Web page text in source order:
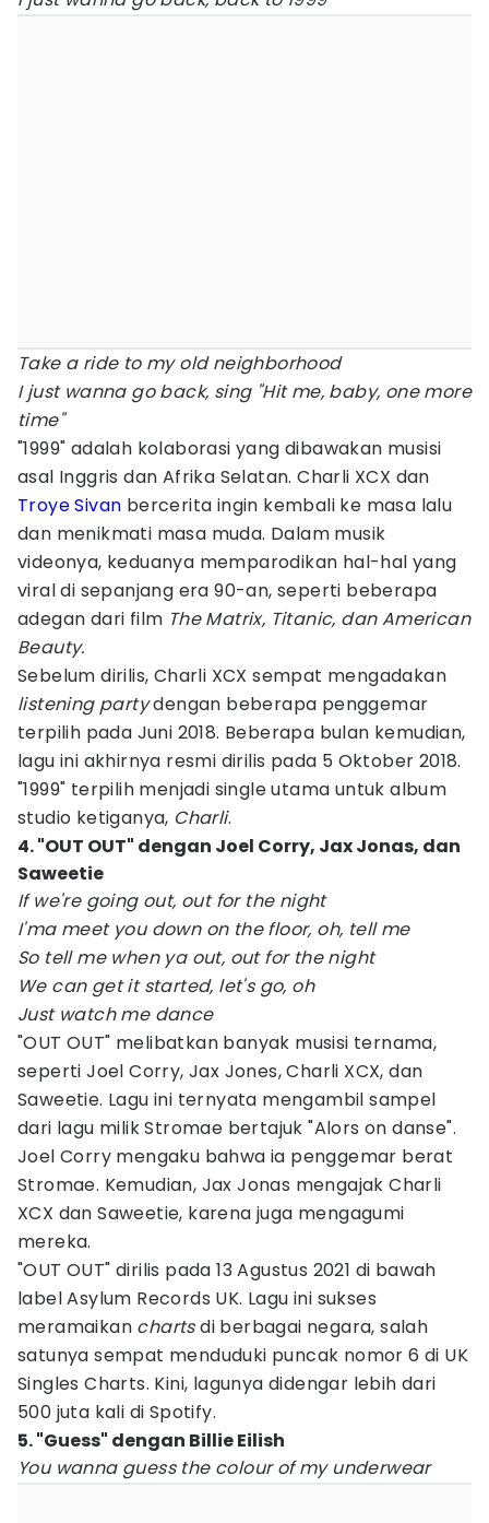
Take a ride to my old neighborhood
I just wanna go back, sing "Hit me, baby, one more
time"
"1999" adalah kolaborasi yang dibawakan musisi
asal Inggris dan Afrika Selatan. Charli XCX dan
Troye Sivan bercerita ingin kembali ke masa lalu
dan menikmati masa muda. Dalam musik
videonya, keduanya memparodikan hal-hal yang
viral di sepanjang era 90-an, seperti beberapa
adegan dari film The Matrix, Titanic, dan American
Beauty.
Sebelum dirilis, Charli XCX sempat mengadakan
listening partydengan beberapa penggemar
terpilih pada Juni 2018. Beberapa bulan kemudian,
lagu ini akhirnya resmi dirilis pada 5 Oktober 2018.
"1999" terpilih menjadi single utama untuk album
studio ketiganya, Charli.
4. "OUT OUT" dengan Joel Corry, Jax Jonas, dan
Saweetie
If we're going out, out for the night
I'ma meet you down on the floor, oh, tell me
So tell me when ya out, out for the night
We can get it started, let's go, oh
Just watch me dance
"OUT OUT" melibatkan banyak musisi ternama,
seperti Joel Corry, Jax Jones, Charli XCX, dan
Saweetie. Lagu ini ternyata mengambil sampel
dari lagu milik Stromae bertajuk "Alors on danse".
Joel Corry mengaku bahwa ia penggemar berat
Stromae. Kemudian, Jax Jonas mengajak Charli
XCX dan Saweetie, karena juga mengagumi
mereka.
"OUT OUT" dirilis pada 13 Agustus 2021 di bawah
label Asylum Records UK. Lagu ini sukses
meramaikan chartsdi berbagai negara, salah
satunya sempat menduduki puncak nomor 6 di UK
Singles Charts. Kini, lagunya didengar lebih dari
500 juta kali di Spotify.
5. "Guess" dengan Billie Eilish
You wanna guess the colour of my underwear